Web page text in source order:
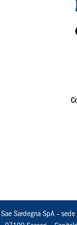
Sae Sardegna SpA –